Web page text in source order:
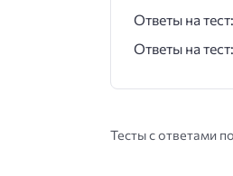
Ответы на
Ответы на
Тесты с ответами